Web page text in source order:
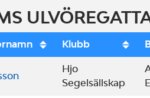
Klubb
Hjo
Segelsällskap